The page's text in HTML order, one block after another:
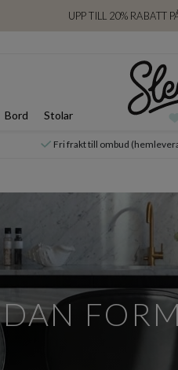
UPP TILL 20% RABATT
Bord Stolar
Fri frakt till ombud
DAN